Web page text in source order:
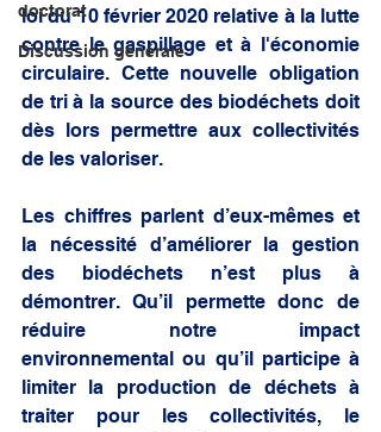
doctorat
Discussion générale
loi du 10 février 2020 relative à la lutte
contre le gaspillage et à l'économie
circulaire. Cette nouvelle obligation
de tri à la source des biodéchets doit
dès lors permettre aux collectivités
de les valoriser.
Les chiffres parlent d’eux-mêmes et
la nécessité d’améliorer la gestion
des biodéchets n’est plus à
démontrer. Qu’il permette donc de
réduire notre impact
environnemental ou qu’il participe à
limiter la production de déchets à
traiter pour les collectivités, le